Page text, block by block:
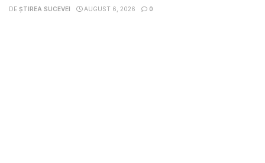
DE ȘTIREA SUCEVEI AUGUST 6, 2026 0